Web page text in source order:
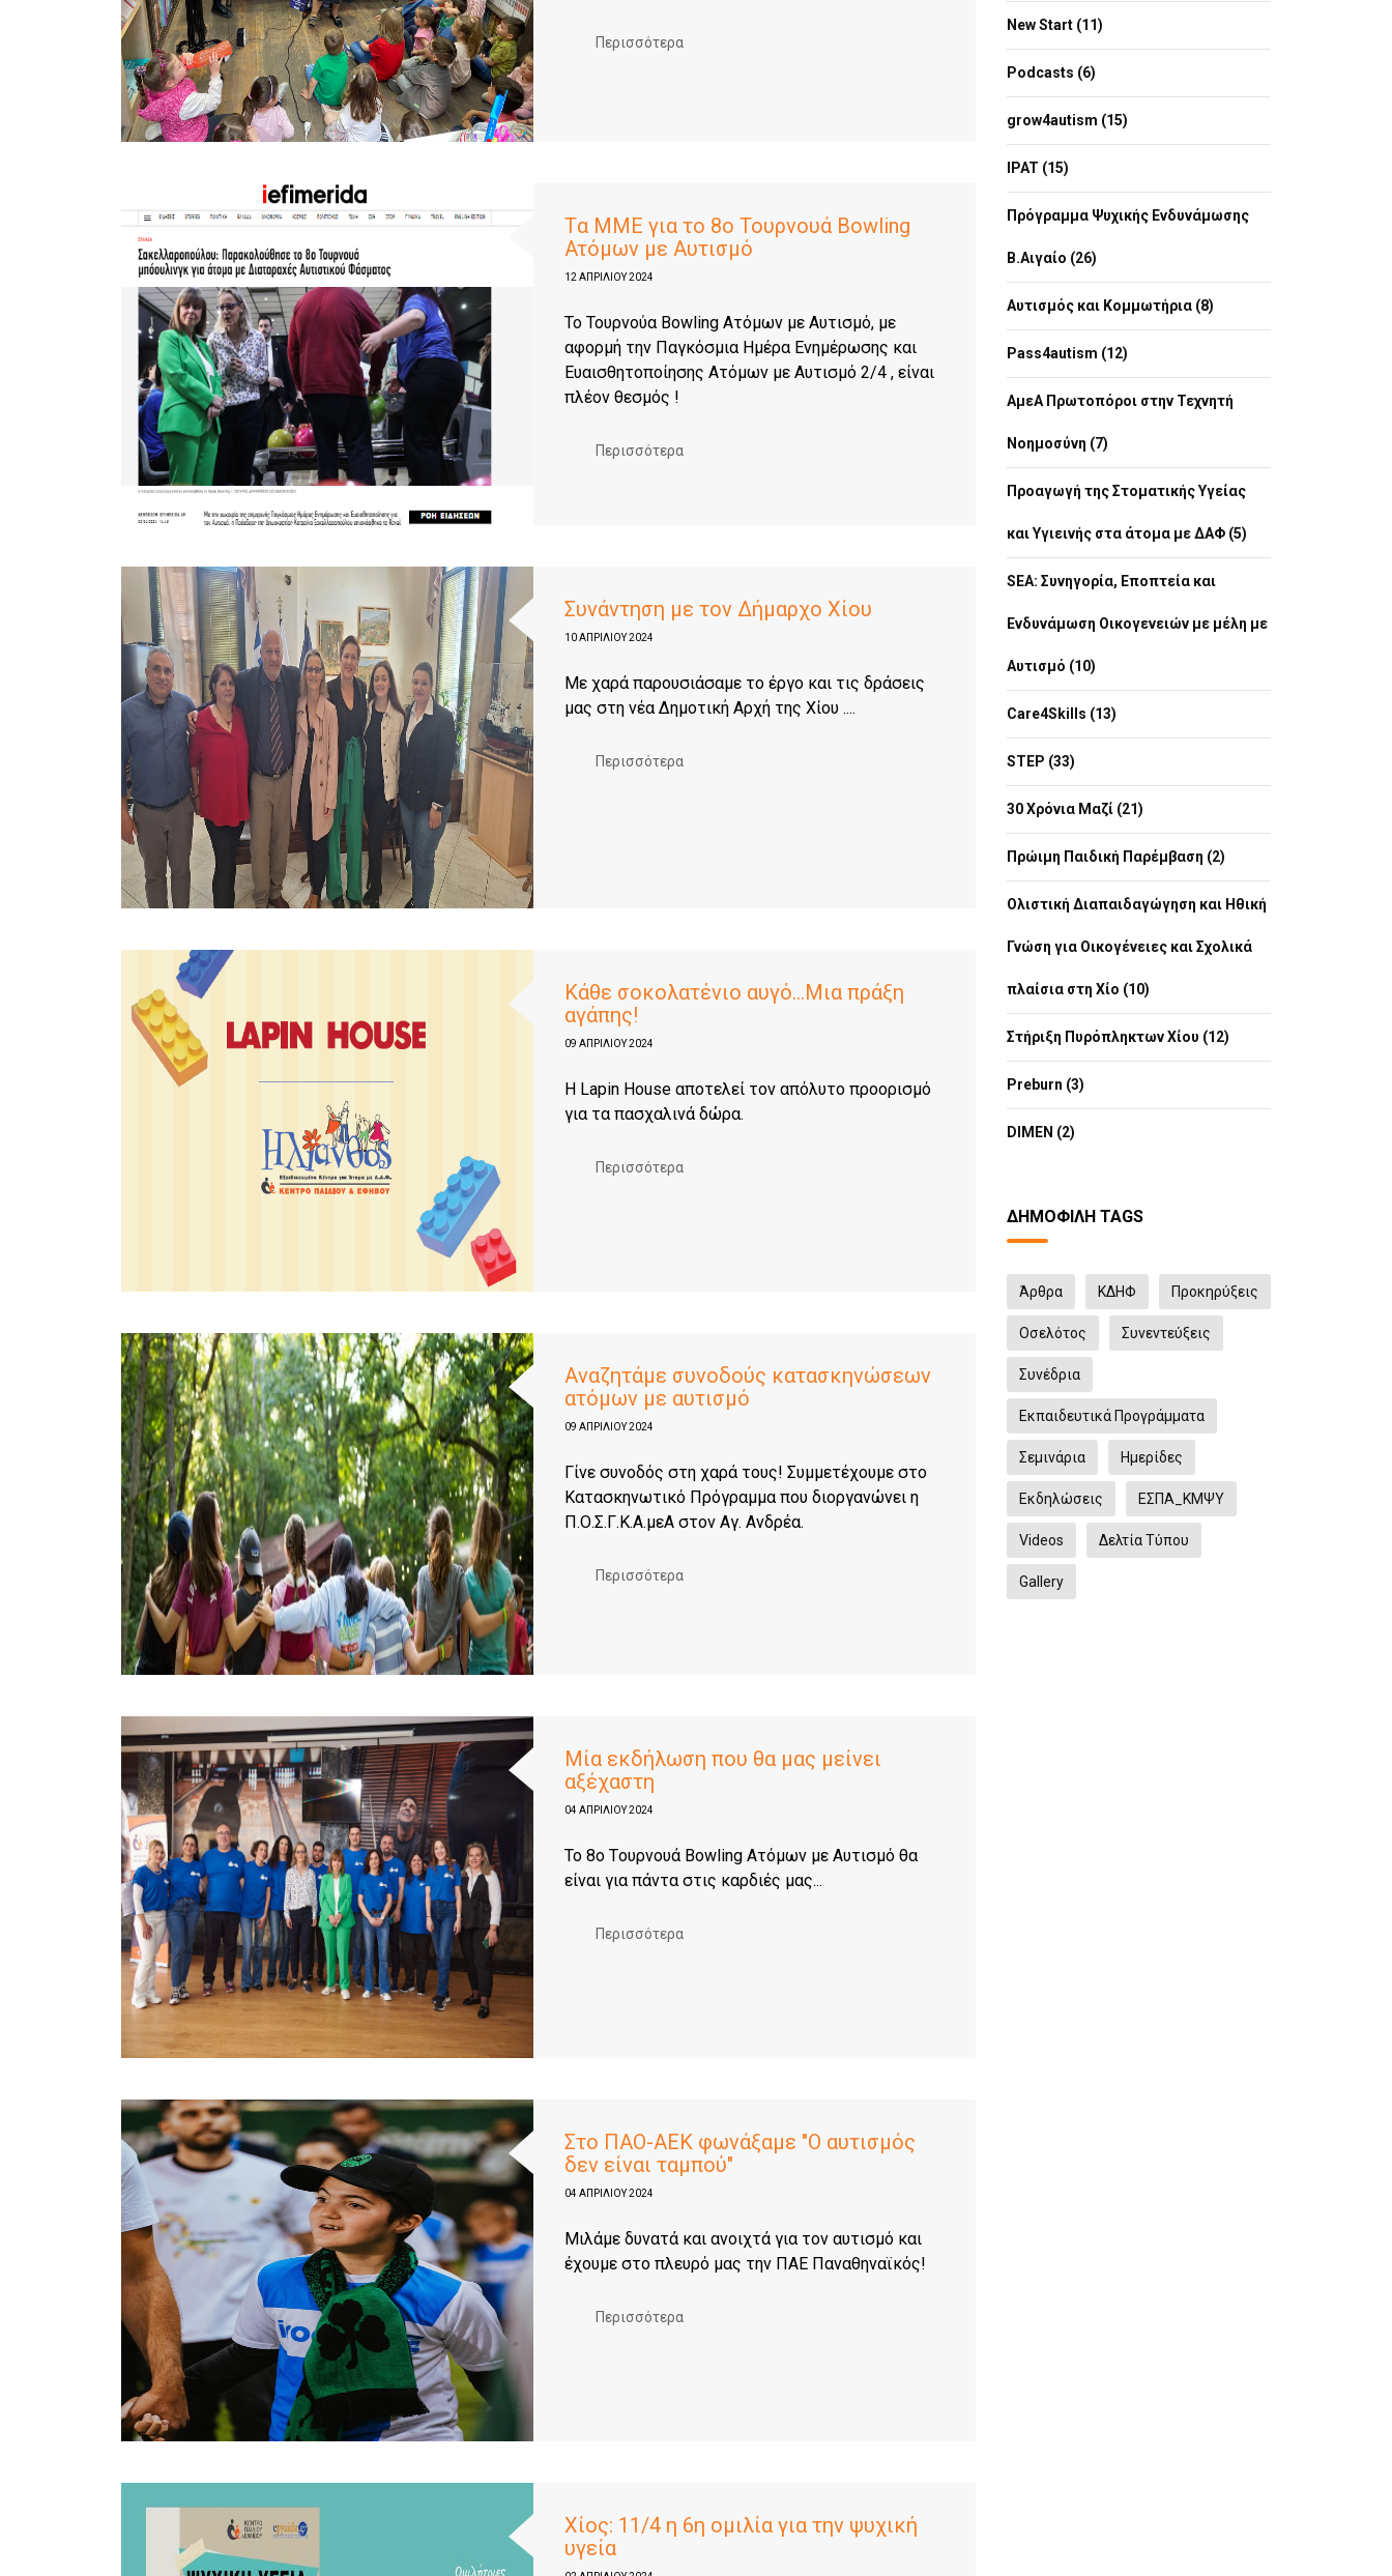
Περισσότερα
Tα ΜΜΕ για το 8ο Τουρνουά Bowling
Ατόμων με Αυτισμό
12 ΑΠΡΙΛΊΟΥ 2024
Το Τουρνούα Βowling Ατόμων με Αυτισμό, με
αφορμή την Παγκόσμια Ημέρα Ενημέρωσης και
Ευαισθητοποίησης Ατόμων με Αυτισμό 2/4 , είναι
πλέον θεσμός !
Περισσότερα
Συνάντηση με τον Δήμαρχο Χίου
10 ΑΠΡΙΛΊΟΥ 2024
Με χαρά παρουσιάσαμε το έργο και τις δράσεις
μας στη νέα Δημοτική Αρχή της Χίου ....
Περισσότερα
Κάθε σοκολατένιο αυγό…Μια πράξη
αγάπης!
09 ΑΠΡΙΛΊΟΥ 2024
Η Lapin House αποτελεί τον απόλυτο προορισμό
για τα πασχαλινά δώρα.
Περισσότερα
Αναζητάμε συνοδούς κατασκηνώσεων
ατόμων με αυτισμό
09 ΑΠΡΙΛΊΟΥ 2024
Γίνε συνοδός στη χαρά τους! Συμμετέχουμε στο
Κατασκηνωτικό Πρόγραμμα που διοργανώνει η
Π.Ο.Σ.Γ.Κ.Α.μεΑ στον Αγ. Ανδρέα.
Περισσότερα
Μία εκδήλωση που θα μας μείνει
αξέχαστη
04 ΑΠΡΙΛΊΟΥ 2024
To 8o Tουρνουά Bowling Aτόμων με Αυτισμό θα
είναι για πάντα στις καρδιές μας...
Περισσότερα
Στο ΠΑΟ-ΑΕΚ φωνάξαμε "Ο αυτισμός
δεν είναι ταμπού"
04 ΑΠΡΙΛΊΟΥ 2024
Μιλάμε δυνατά και ανοιχτά για τον αυτισμό και
έχουμε στο πλευρό μας την ΠΑΕ Παναθηναϊκός!
Περισσότερα
Χίος: 11/4 η 6η ομιλία για την ψυχική
υγεία
New Start (11)
Podcasts (6)
grow4autism (15)
IPAT (15)
Πρόγραμμα Ψυχικής Ενδυνάμωσης
Β.Αιγαίο (26)
Αυτισμός και Κομμωτήρια (8)
Pass4autism (12)
ΑμεΑ Πρωτοπόροι στην Τεχνητή
Νοημοσύνη (7)
Προαγωγή της Στοματικής Υγείας
και Υγιεινής στα άτομα με ΔΑΦ (5)
SEA: Συνηγορία, Εποπτεία και
Ενδυνάμωση Οικογενειών με μέλη με
Αυτισμό (10)
Care4Skills (13)
STEP (33)
30 Χρόνια Μαζί (21)
Πρώιμη Παιδική Παρέμβαση (2)
Ολιστική Διαπαιδαγώγηση και Ηθική
Γνώση για Οικογένειες και Σχολικά
πλαίσια στη Χίο (10)
Στήριξη Πυρόπληκτων Χίου (12)
Preburn (3)
DIMEN (2)
ΔΗΜΟΦΙΛΉ TAGS
Άρθρα ΚΔΗΦ Προκηρύξεις
Οσελότος Συνεντεύξεις
Συνέδρια
Εκπαιδευτικά Προγράμματα
Σεμινάρια Ημερίδες
Eκδηλώσεις ΕΣΠΑ_ΚΜΨΥ
Videos Δελτία Τύπου
Gallery